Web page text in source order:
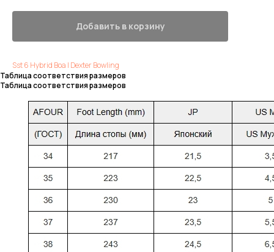
Добавить в корзину
Sst 6 Hybrid Boa | Dexter Bowling
Таблица соответствия размеров
Таблица соответствия размеров